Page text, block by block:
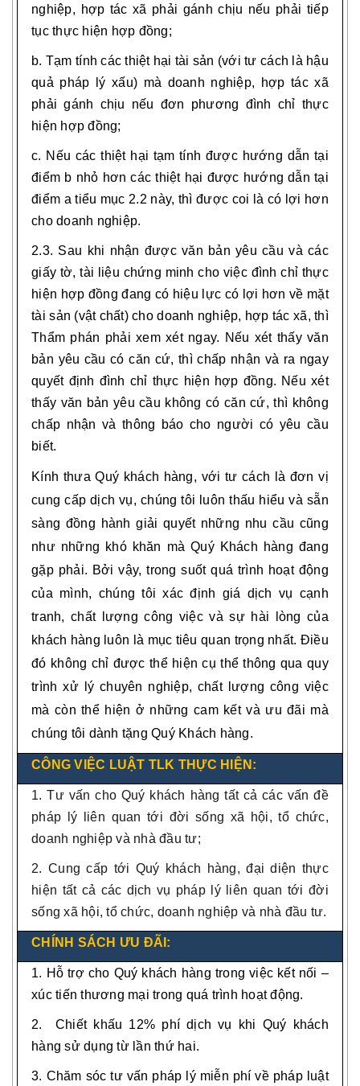
nghiệp, hợp tác xã phải gánh chịu nếu phải tiếp
tục thực hiện hợp đồng;
b. Tạm tính các thiệt hại tài sản (với tư cách là hậu
quả pháp lý xấu) mà doanh nghiệp, hợp tác xã
phải gánh chịu nếu đơn phương đình chỉ thực
hiện hợp đồng;
c. Nếu các thiệt hại tạm tính được hướng dẫn tại
điểm b nhỏ hơn các thiệt hại được hướng dẫn tại
điểm a tiểu mục 2.2 này, thì được coi là có lợi hơn
cho doanh nghiệp.
2.3. Sau khi nhận được văn bản yêu cầu và các
giấy tờ, tài liệu chứng minh cho việc đình chỉ thực
hiện hợp đồng đang có hiệu lực có lợi hơn về mặt
tài sản (vật chất) cho doanh nghiệp, hợp tác xã, thì
Thẩm phán phải xem xét ngay. Nếu xét thấy văn
bản yêu cầu có căn cứ, thì chấp nhận và ra ngay
quyết định đình chỉ thực hiện hợp đồng. Nếu xét
thấy văn bản yêu cầu không có căn cứ, thì không
chấp nhận và thông báo cho người có yêu cầu
biết.
Kính thưa Quý khách hàng, với tư cách là đơn vị
cung cấp dịch vụ, chúng tôi luôn thấu hiểu và sẵn
sàng đồng hành giải quyết những nhu cầu cũng
như những khó khăn mà Quý Khách hàng đang
gặp phải. Bởi vậy, trong suốt quá trình hoạt động
của mình, chúng tôi xác định giá dịch vụ cạnh
tranh, chất lượng công việc và sự hài lòng của
khách hàng luôn là mục tiêu quan trọng nhất. Điều
đó không chỉ được thể hiện cụ thể thông qua quy
trình xử lý chuyên nghiệp, chất lượng công việc
mà còn thể hiện ở những cam kết và ưu đãi mà
chúng tôi dành tặng Quý Khách hàng.
CÔNG VIỆC LUẬT TLK THỰC HIỆN:
1. Tư vấn cho Quý khách hàng tất cả các vấn đề
pháp lý liên quan tới đời sống xã hội, tổ chức,
doanh nghiệp và nhà đầu tư;
2. Cung cấp tới Quý khách hàng, đại diện thực
hiện tất cả các dịch vụ pháp lý liên quan tới đời
sống xã hội, tổ chức, doanh nghiệp và nhà đầu tư.
CHÍNH SÁCH ƯU ĐÃI:
1. Hỗ trợ cho Quý khách hàng trong việc kết nối –
xúc tiến thương mại trong quá trình hoạt động.
2. Chiết khấu 12% phí dịch vụ khi Quý khách
hàng sử dụng từ lần thứ hai.
3. Chăm sóc tư vấn pháp lý miễn phí về pháp luật